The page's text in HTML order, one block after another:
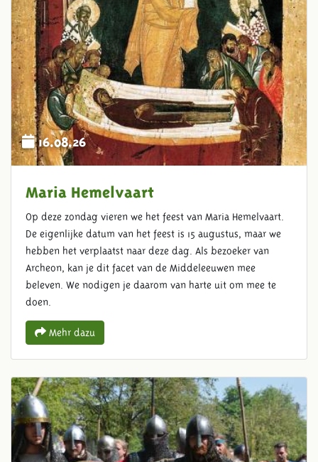
16.08.26
Maria Hemelvaart
Op deze zondag vieren we het feest van Maria Hemelvaart.
De eigenlijke datum van het feest is 15 augustus, maar we
hebben het verplaatst naar deze dag. Als bezoeker van
Archeon, kan je dit facet van de Middeleeuwen mee
beleven. We nodigen je daarom van harte uit om mee te
doen.
Mehr dazu